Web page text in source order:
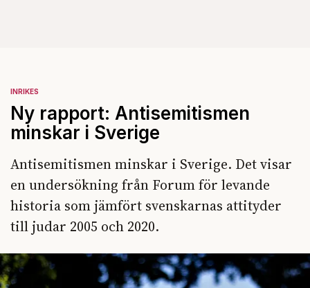
INRIKES
Ny rapport: Antisemitismen
minskar i Sverige
Antisemitismen minskar i Sverige. Det visar
en undersökning från Forum för levande
historia som jämfört svenskarnas attityder
till judar 2005 och 2020.